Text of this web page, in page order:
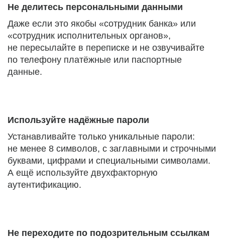
Не делитесь персональными данными
Даже если это якобы «сотрудник банка» или
«сотрудник исполнительных органов»,
не пересылайте в переписке и не озвучивайте
по телефону платёжные или паспортные
данные.
Используйте надёжные пароли
Устанавливайте только уникальные пароли:
не менее 8 символов, с заглавными и строчными
буквами, цифрами и специальными символами.
А ещё используйте двухфакторную
аутентификацию.
Не переходите по подозрительным ссылкам